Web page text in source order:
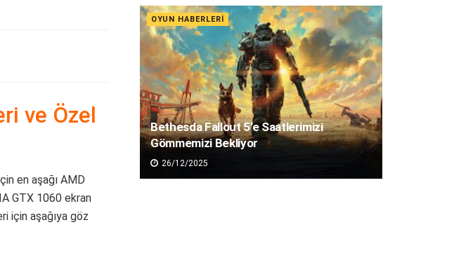
ve Özel
en aşağı AMD
GTX 1060 ekran
için aşağıya göz
OYUN HABERLERI
Bethesda Fallout 5’e Saatlerimizi
Gömmemizi Bekliyor
26/12/2025